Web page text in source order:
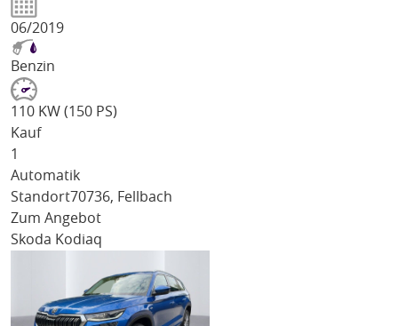
06/2019
Benzin
110 KW (150 PS)
Kauf
1
Automatik
Standort70736, Fellbach
Zum Angebot
Skoda Kodiaq